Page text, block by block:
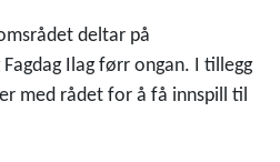
deltar på
Ilag førr ongan. I tillegg
med rådet for å få innspill til